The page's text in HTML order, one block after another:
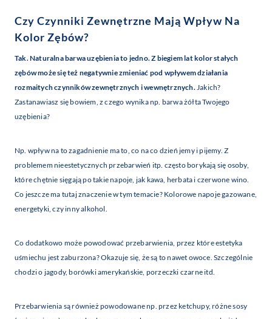
Czy Czynniki Zewnętrzne Mają Wpływ Na
Kolor Zębów?
Tak. Naturalna barwa uzębienia to jedno. Z biegiem lat kolor stałych
zębów może się też negatywnie zmieniać pod wpływem działania
rozmaitych czynników zewnętrznych i wewnętrznych.Jakich?
Zastanawiasz się bowiem, z czego wynika np. barwa żółta Twojego
uzębienia?
Np. wpływ na to zagadnienie ma to, co na co dzień jemy i pijemy. Z
problemem nieestetycznych przebarwień itp. często borykają się osoby,
które chętnie sięgają po takie napoje, jak kawa, herbata i czerwone wino.
Co jeszcze ma tutaj znaczenie w tym temacie? Kolorowe napoje gazowane,
energetyki, czy inny alkohol.
Co dodatkowo może powodować przebarwienia, przez które estetyka
uśmiechu jest zaburzona? Okazuje się, że są to nawet owoce. Szczególnie
chodzi o jagody, borówki amerykańskie, porzeczki czarne itd.
Przebarwienia są również powodowane np. przez ketchupy, różne sosy